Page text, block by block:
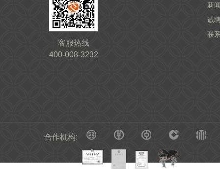
客服热线
400-008-3232
新
诚
联
合作机构: